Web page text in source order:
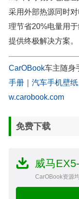
采用外部热源同时
理节省20%电量用
提供终极解决方案。
CarOBook车主随身
手册
汽车手机壁纸
w.carobook.com
免费下载
威马
CarOBook资源